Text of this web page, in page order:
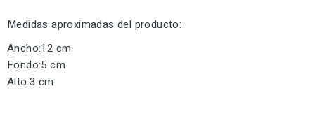
Medidas aproximadas del producto:
Ancho:12 cm
Fondo:5 cm
Alto:3 cm